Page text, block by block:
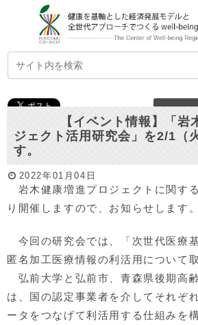
【イベント情報】「岩
ジェクト活用研究会」を2/1（
す。
2022年01月04日
岩木健康増進プロジェクトに関す
り開催しますので、お知らせします。
今回の研究会では、「次世代医療
匿名加工医療情報の利活用について
弘前大学と弘前市、青森県後期高
は、国の認定事業者を介してそれぞ
ータをつなげて利活用する仕組みを